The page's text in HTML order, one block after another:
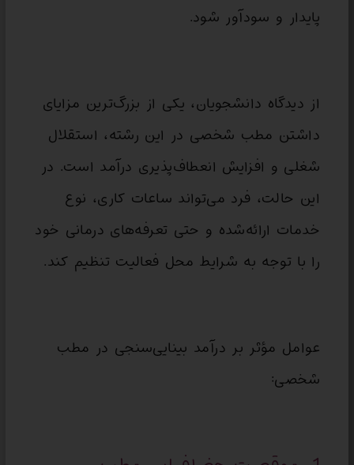
پایدار و سودآور شود.
از دیدگاه دانشجویان، یکی از بزرگ‌ترین مزایای
داشتن مطب شخصی در این رشته، استقلال
شغلی و افزایش انعطاف‌پذیری درآمد است. در
این حالت، فرد می‌تواند ساعات کاری، نوع
خدمات ارائه‌شده و حتی تعرفه‌های درمانی خود
را با توجه به شرایط محل فعالیت تنظیم کند.
عوامل مؤثر بر درآمد بینایی‌سنجی در مطب
شخصی: